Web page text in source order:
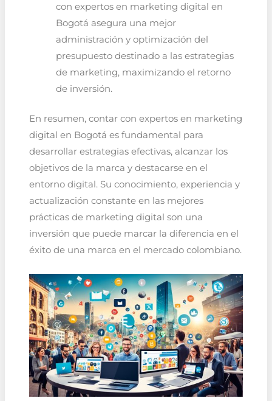
con expertos en marketing digital en
Bogotá asegura una mejor
administración y optimización del
presupuesto destinado a las estrategias
de marketing, maximizando el retorno
de inversión.
En resumen, contar con expertos en marketing
digital en Bogotá es fundamental para
desarrollar estrategias efectivas, alcanzar los
objetivos de la marca y destacarse en el
entorno digital. Su conocimiento, experiencia y
actualización constante en las mejores
prácticas de marketing digital son una
inversión que puede marcar la diferencia en el
éxito de una marca en el mercado colombiano.